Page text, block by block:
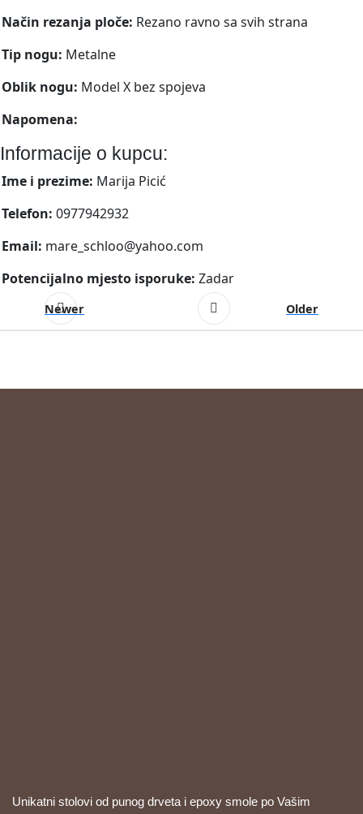
Način rezanja ploče: Rezano ravno sa svih strana
Tip nogu: Metalne
Oblik nogu: Model X bez spojeva
Napomena:
Informacije o kupcu:
Ime i prezime: Marija Picić
Telefon: 0977942932
Email: mare_schloo@yahoo.com
Potencijalno mjesto isporuke: Zadar
Newer Older
Unikatni stolovi od punog drveta i epoxy smole po Vašim